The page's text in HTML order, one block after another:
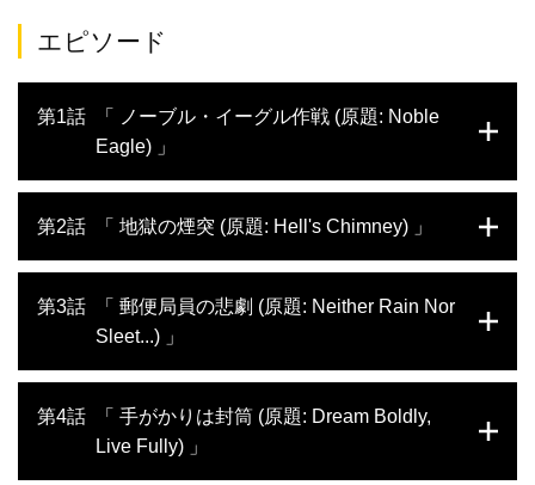
エピソード
第1話
「 ノーブル・イーグル作戦 (原題: Noble
Eagle) 」
病を発症し命を落とす。FBIのマシュー・ラ
イカー特別捜査官は郵便物を使った炭疽菌攻
チームは犯人の追跡を開始する。陸軍感染症
医学研究所に勤務する微生物学者ブルース・
の理論を持っている。
第2話 「 地獄の煙突 (原題: Hell's Chimney) 」
ー、トム・ブロコウのアシスタントが手紙を
FBI上層部からは、「犯人の動機を解明し
ろ」とのプレッシャーも。陸軍感染症医学研
第3話
「 郵便局員の悲劇 (原題: Neither Rain Nor
Sleet...) 」
炭疽菌入りの手紙が届く。現場で捜査を開始
したFBIのダニエル・トレッティ捜査官は、
第4話
「 手がかりは封筒 (原題: Dream Boldly,
Live Fully) 」